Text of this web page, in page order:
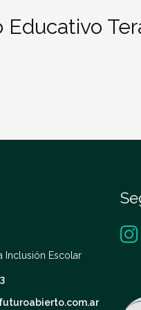
Educativo
Inclusión Escolar